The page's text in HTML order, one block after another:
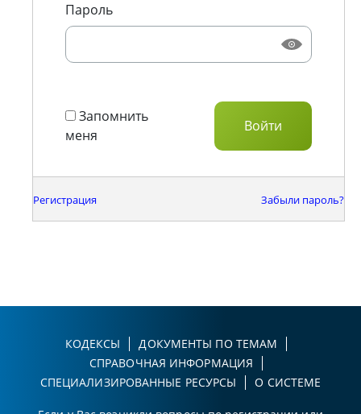
Пароль
Запомнить
меня
Регистрация Забыли пароль?
КОДЕКСЫ
ДОКУМЕНТЫ ПО ТЕМАМ
СПРАВОЧНАЯ ИНФОРМАЦИЯ
СПЕЦИАЛИЗИРОВАННЫЕ РЕСУРСЫ
О СИСТЕМЕ